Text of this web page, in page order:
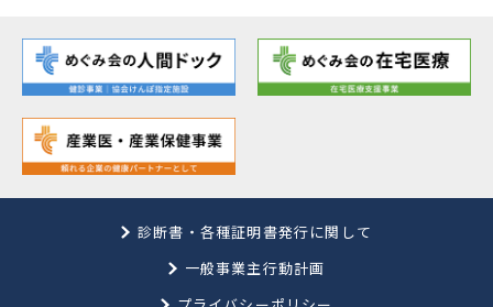
診断書・各種証明書発行に関して
一般事業主行動計画